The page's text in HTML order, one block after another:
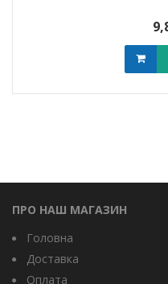
ПРО НАШ МАГАЗИН
Головна
Доставка
Оплата